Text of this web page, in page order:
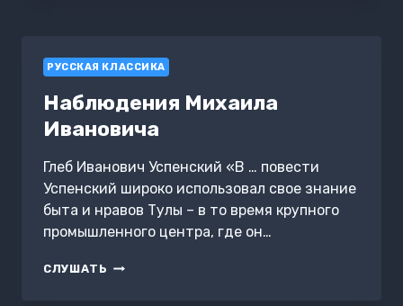
РУССКАЯ КЛАССИКА
Наблюдения Михаила
Ивановича
Глеб Иванович Успенский «В … повести
Успенский широко использовал свое знание
быта и нравов Тулы – в то время крупного
промышленного центра, где он…
СЛУШАТЬ НАБЛЮДЕНИЯ